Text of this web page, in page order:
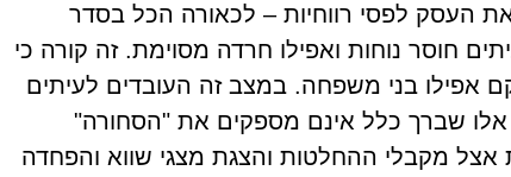
העסק לפסי רווחיות – לכאורה הכל בסדר
חוסר נוחות ואפילו חרדה מסוימת. זה קורה כי
אפילו בני משפחה. במצב זה העובדים לעיתים
אלו שברך כלל אינם מספקים את "הסחורה"
אצל מקבלי ההחלטות והצגת מצגי שווא והפחדה